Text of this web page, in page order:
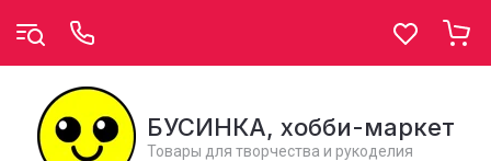
БУСИНКА, хобби-маркет
Товары для творчества и рукоделия